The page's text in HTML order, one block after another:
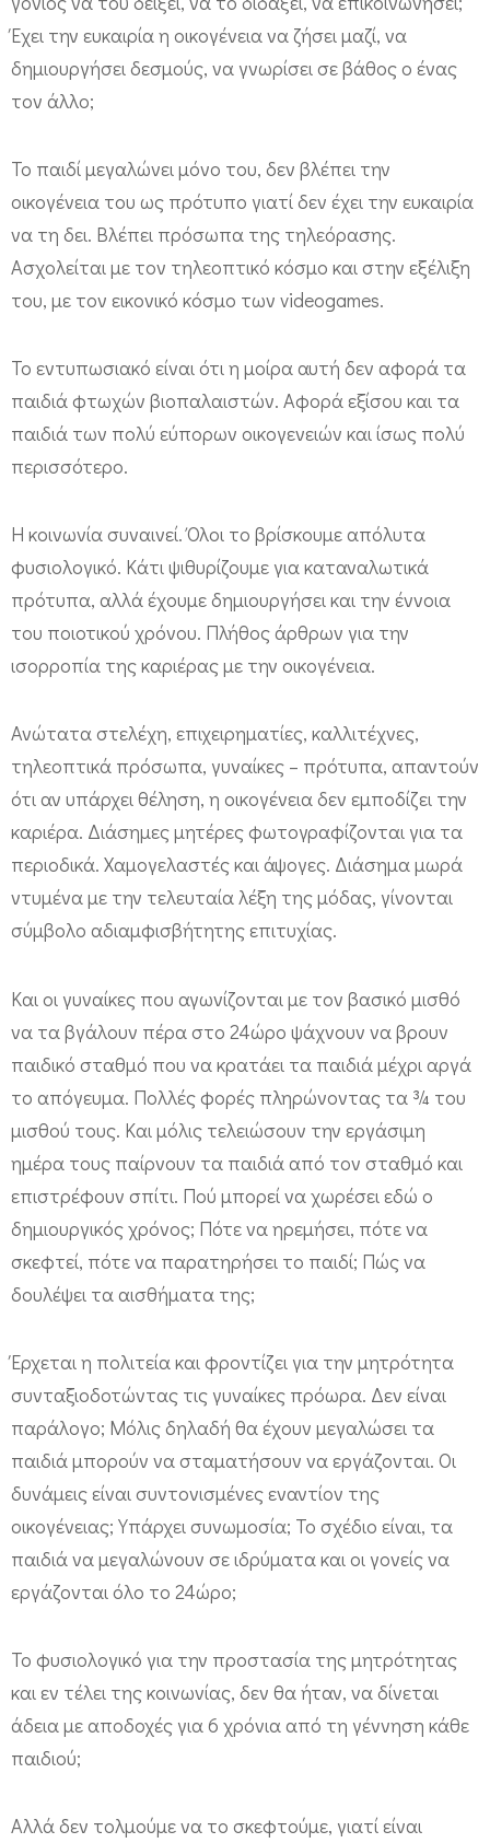
Έχει την ευκαιρία η οικογένεια να ζήσει μαζί, να
δημιουργήσει δεσμούς, να γνωρίσει σε βάθος ο ένας
τον άλλο;
Το παιδί μεγαλώνει μόνο του, δεν βλέπει την
οικογένεια του ως πρότυπο γιατί δεν έχει την ευκαιρία
να τη δει. Βλέπει πρόσωπα της τηλεόρασης.
Ασχολείται με τον τηλεοπτικό κόσμο και στην εξέλιξη
του, με τον εικονικό κόσμο των videogames.
Το εντυπωσιακό είναι ότι η μοίρα αυτή δεν αφορά τα
παιδιά φτωχών βιοπαλαιστών. Αφορά εξίσου και τα
παιδιά των πολύ εύπορων οικογενειών και ίσως πολύ
περισσότερο.
Η κοινωνία συναινεί. Όλοι το βρίσκουμε απόλυτα
φυσιολογικό. Κάτι ψιθυρίζουμε για καταναλωτικά
πρότυπα, αλλά έχουμε δημιουργήσει και την έννοια
του ποιοτικού χρόνου. Πλήθος άρθρων για την
ισορροπία της καριέρας με την οικογένεια.
Ανώτατα στελέχη, επιχειρηματίες, καλλιτέχνες,
τηλεοπτικά πρόσωπα, γυναίκες – πρότυπα, απαντούν
ότι αν υπάρχει θέληση, η οικογένεια δεν εμποδίζει την
καριέρα. Διάσημες μητέρες φωτογραφίζονται για τα
περιοδικά. Χαμογελαστές και άψογες. Διάσημα μωρά
ντυμένα με την τελευταία λέξη της μόδας, γίνονται
σύμβολο αδιαμφισβήτητης επιτυχίας.
Και οι γυναίκες που αγωνίζονται με τον βασικό μισθό
να τα βγάλουν πέρα στο 24ώρο ψάχνουν να βρουν
παιδικό σταθμό που να κρατάει τα παιδιά μέχρι αργά
το απόγευμα. Πολλές φορές πληρώνοντας τα ¾ του
μισθού τους. Και μόλις τελειώσουν την εργάσιμη
ημέρα τους παίρνουν τα παιδιά από τον σταθμό και
επιστρέφουν σπίτι. Πού μπορεί να χωρέσει εδώ ο
δημιουργικός χρόνος; Πότε να ηρεμήσει, πότε να
σκεφτεί, πότε να παρατηρήσει το παιδί; Πώς να
δουλέψει τα αισθήματα της;
Έρχεται η πολιτεία και φροντίζει για την μητρότητα
συνταξιοδοτώντας τις γυναίκες πρόωρα. Δεν είναι
παράλογο; Μόλις δηλαδή θα έχουν μεγαλώσει τα
παιδιά μπορούν να σταματήσουν να εργάζονται. Οι
δυνάμεις είναι συντονισμένες εναντίον της
οικογένειας; Υπάρχει συνωμοσία; Το σχέδιο είναι, τα
παιδιά να μεγαλώνουν σε ιδρύματα και οι γονείς να
εργάζονται όλο το 24ώρο;
Το φυσιολογικό για την προστασία της μητρότητας
και εν τέλει της κοινωνίας, δεν θα ήταν, να δίνεται
άδεια με αποδοχές για 6 χρόνια από τη γέννηση κάθε
παιδιού;
Αλλά δεν τολμούμε να το σκεφτούμε, γιατί είναι